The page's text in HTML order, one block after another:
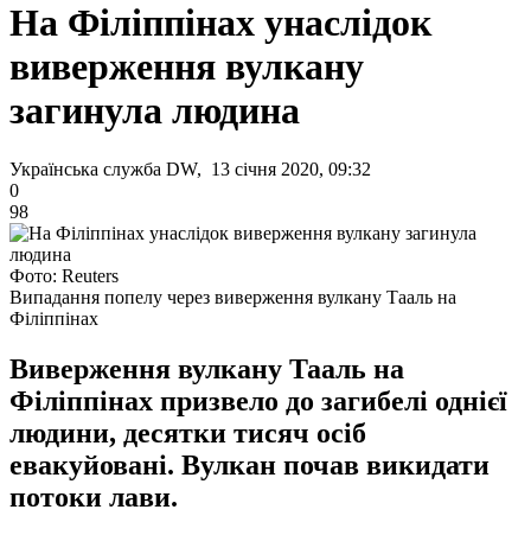
На Філіппінах унаслідок
виверження вулкану
загинула людина
Українська служба DW, 13 січня 2020, 09:32
0
98
Фото: Reuters
Випадання попелу через виверження вулкану Тааль на
Філіппінах
Виверження вулкану Тааль на
Філіппінах призвело до загибелі однієї
людини, десятки тисяч осіб
евакуйовані. Вулкан почав викидати
потоки лави.